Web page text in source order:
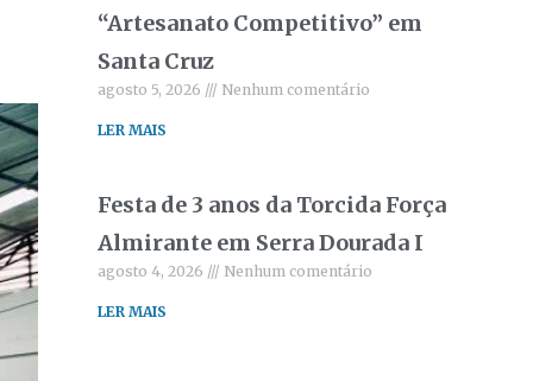
“Artesanato Competitivo” em
Santa Cruz
agosto 5, 2026 Nenhum comentário
LER MAIS
Festa de 3 anos da Torcida Força
Almirante em Serra Dourada I
agosto 4, 2026 Nenhum comentário
LER MAIS